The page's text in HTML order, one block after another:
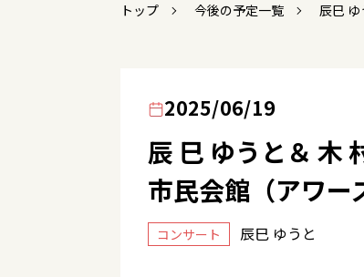
トップ 今後の予定一覧 辰巳 ゆ
2025/06/19
辰 巳 ゆうと＆ 木
市民会館（アワー
コンサート 辰巳 ゆうと